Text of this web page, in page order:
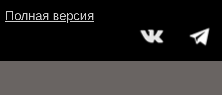
Полная версия